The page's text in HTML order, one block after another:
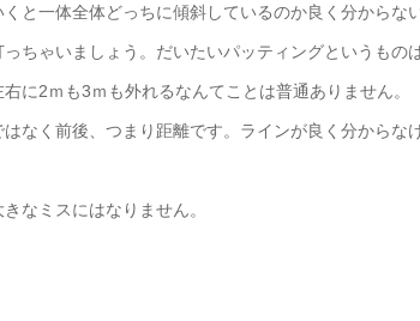
と一体全体どっちに傾斜しているのか良く分からな
ちゃいましょう。だいたいパッティングというもの
に2ｍも3ｍも外れるなんてことは普通ありません。
なく前後、つまり距離です。ラインが良く分からな
なミスにはなりません。